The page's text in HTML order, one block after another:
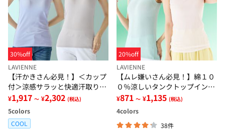
30%off
LAVIENNE
【汗かきさん必見！】＜カップ
付＞涼感サラッと快適汗取りタ
ンクトップインナー＜さらりラ
ボ＞
¥1,917 ～ ¥2,302 (税込)
5colors
COOL
20%off
LAVIENNE
【ムレ嫌いさん必見！】綿１０
０％涼しいタンクトップインナ
ー＜さらりラボ＞
¥871 ～ ¥1,135 (税込)
4colors
38件